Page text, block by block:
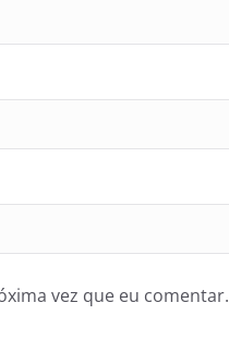
vez que eu comentar.